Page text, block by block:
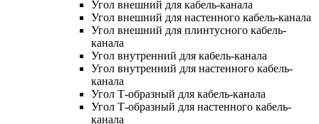
Угол внешний для кабель-канала
Угол внешний для настенного кабель-канала
Угол внешний для плинтусного кабель-
канала
Угол внутренний для кабель-канала
Угол внутренний для настенного кабель-
канала
Угол Т-образный для кабель-канала
Угол Т-образный для настенного кабель-
канала